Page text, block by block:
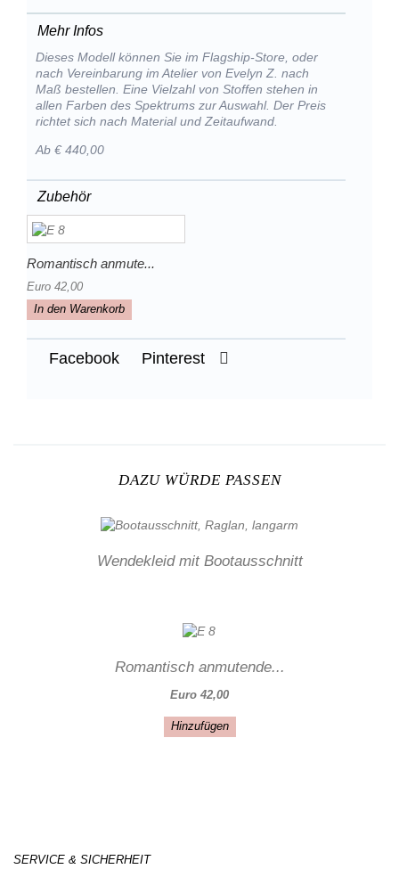
Mehr Infos
Dieses Modell können Sie im Flagship-Store, oder
nach Vereinbarung im Atelier von Evelyn Z. nach
Maß bestellen. Eine Vielzahl von Stoffen stehen in
allen Farben des Spektrums zur Auswahl. Der Preis
richtet sich nach Material und Zeitaufwand.
Ab € 440,00
Zubehör
Romantisch anmute...
Euro 42,00
In den Warenkorb
Facebook Pinterest
DAZU WÜRDE PASSEN
Wendekleid mit Bootausschnitt
Romantisch anmutende...
Euro 42,00
Hinzufügen
SERVICE & SICHERHEIT